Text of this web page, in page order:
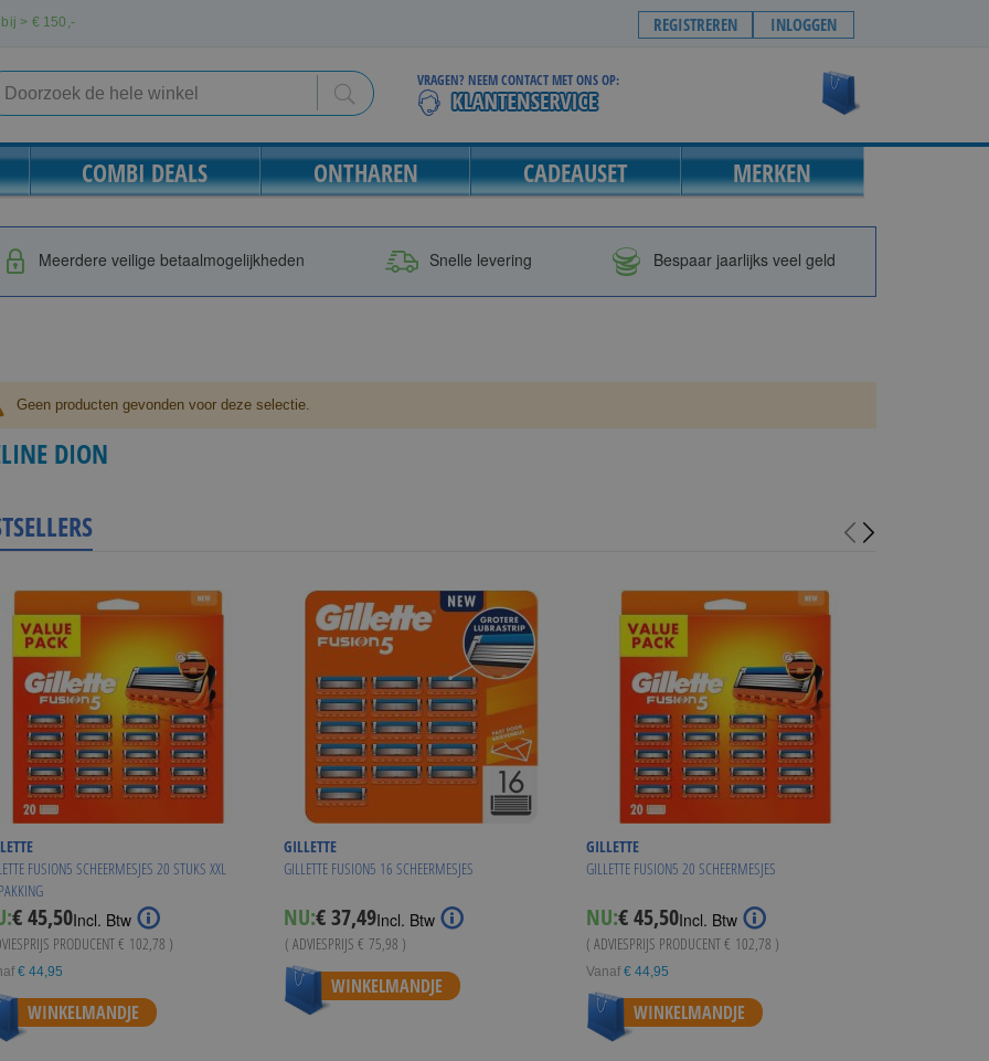
> €150,- REGISTREREN INLOGGEN
Search
VRAGEN? NEEM CONTACT MET ONS OP:
COMBI DEALS ONTHAREN CADEAUSET MERKEN
Meerdere veilige betaalmogelijkheden Snelle levering Bespaar jaarlijks veel geld
Geen producten gevonden voor deze selectie.
DION
FUSION5 SCHEERMESJES 20 STUKS XXL
€ 45,50Incl. Btw
PRODUCENT€ 102,78 )
€ 44,95
WINKELMANDJE
GILLETTE
GILLETTE FUSION5 16 SCHEERMESJES
NU:Special
Price
€ 37,49Incl. Btw
( ADVIESPRIJS € 75,98 )
WINKELMANDJE
GILLETTE
GILLETTE FUSION5 20 SCHEERMESJES
NU:€ 45,50Incl. Btw
( ADVIESPRIJS PRODUCENT€ 102,78 )
Vanaf € 44,95
WINKELMANDJE